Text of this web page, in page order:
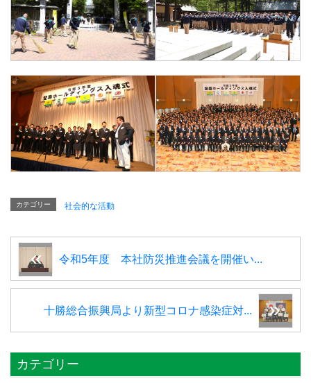
カテゴリー 社会的な活動
令和5年度 本社防災推進会議を開催い...
十勝総合振興局より新型コロナ感染症対...
カテゴリー